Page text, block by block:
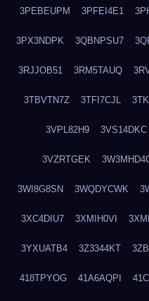
3PEBEUPM 3PFEI4E1
3PX3NDPK 3QBNPSU7
3RJJOB51 3RM5TAUQ
3TBVTN7Z 3TFI7CJL
3VPL82H9 3VS14DKC
3VZRTGEK
3WI8G8SN 3WQDYCWK
3XC4DIU7 3XMIH0VI
3YXUATB4 3Z3344KT
418TPYOG 41A6AQPI